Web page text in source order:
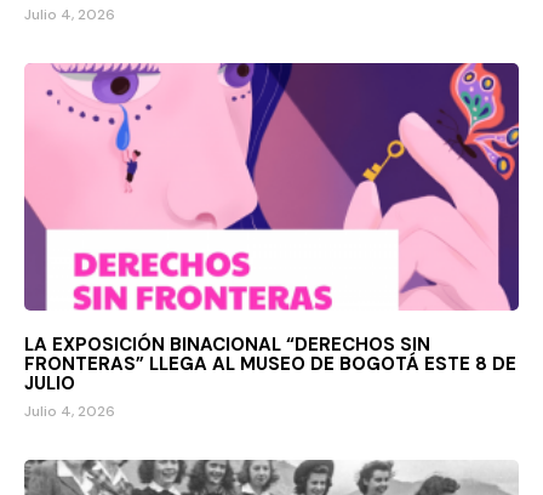
Julio 4, 2026
LA EXPOSICIÓN BINACIONAL “DERECHOS SIN
FRONTERAS” LLEGA AL MUSEO DE BOGOTÁ ESTE 8 DE
JULIO
Julio 4, 2026